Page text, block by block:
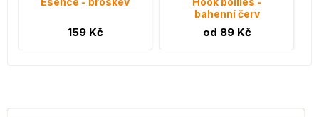
159 Kč
bahenní červ
od 89 Kč